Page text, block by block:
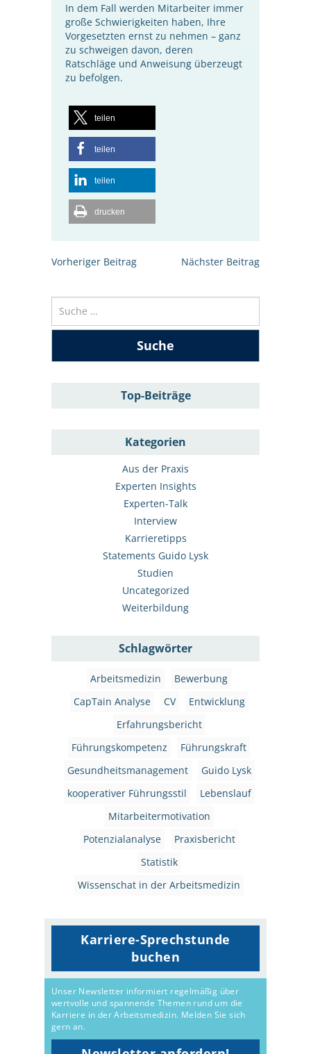
In dem Fall werden Mitarbeiter immer
große Schwierigkeiten haben, Ihre
Vorgesetzten ernst zu nehmen – ganz
zu schweigen davon, deren
Ratschläge und Anweisung überzeugt
zu befolgen.
teilen
teilen
teilen
drucken
Beitrags-
Navigation
Vorheriger Beitrag Nächster Beitrag
Top-Beiträge
Kategorien
Aus der Praxis
Experten Insights
Experten-Talk
Interview
Karrieretipps
Statements Guido Lysk
Studien
Uncategorized
Weiterbildung
Schlagwörter
Arbeitsmedizin
Bewerbung
CapTain Analyse
CV
Entwicklung
Erfahrungsbericht
Führungskompetenz
Führungskraft
Gesundheitsmanagement
Guido Lysk
kooperativer Führungsstil
Lebenslauf
Mitarbeitermotivation
Potenzialanalyse
Praxisbericht
Statistik
Wissenschat in der Arbeitsmedizin
Karriere-Sprechstunde
buchen
Unser Newsletter informiert regelmäßig über
wertvolle und spannende Themen rund um die
Karriere in der Arbeitsmedizin. Melden Sie sich
gern an.